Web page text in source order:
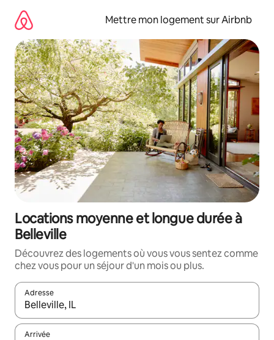
directement
contenu
Mettre mon logement sur Airbnb
Locations moyenne et longue durée à
Belleville
Découvrez des logements où vous vous sentez comme
chez vous pour un séjour d'un mois ou plus.
Adresse
Lorsque les résultats s'affichent, utilisez les flèches vers le
Arrivée